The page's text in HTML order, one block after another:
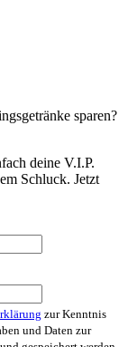
sparen?
deine V.I.P.
Schluck. Jetzt
zur Kenntnis
und Daten zur